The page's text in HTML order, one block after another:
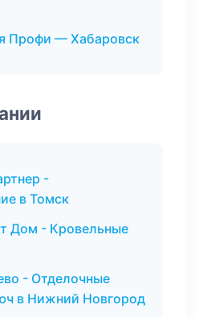
Профи — Хабаровск
-
в Томск
Дом - Кровельные
- Отделочные
в Нижний Новгород